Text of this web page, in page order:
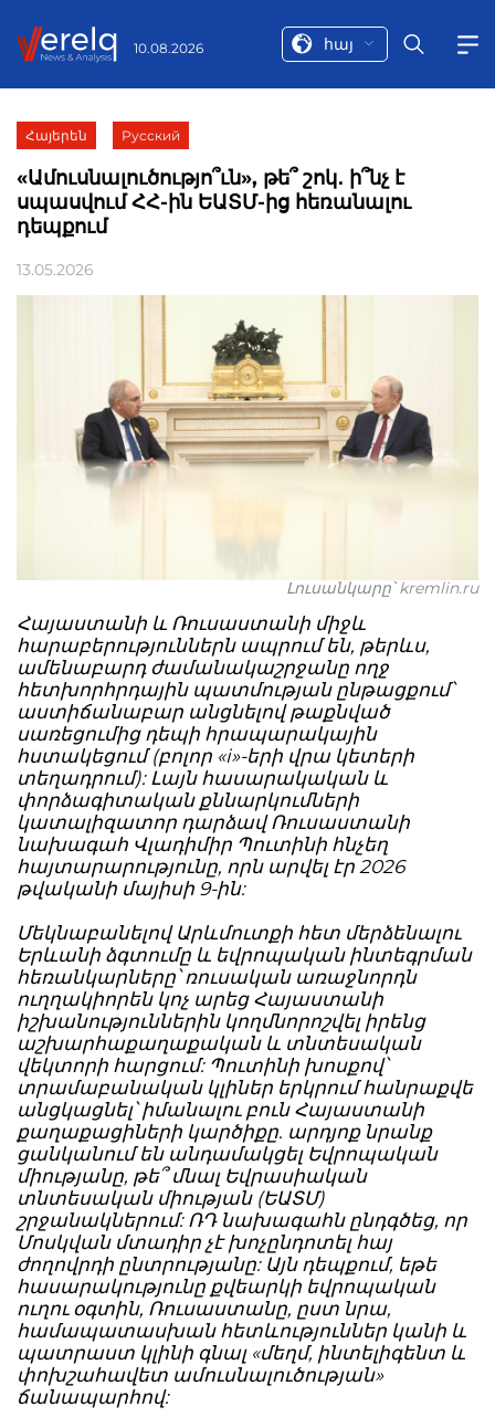
10.08.2026 հայ
Հայերեն Русский
«Ամուսնալուծությո՞ւն», թե՞ շոկ․ ի՞նչ է
սպասվում ՀՀ-ին ԵԱՏՄ-ից հեռանալու
դեպքում
13.05.2026
Լուսանկարը՝ kremlin.ru
Հայաստանի և Ռուսաստանի միջև
հարաբերություններն ապրում են, թերևս,
ամենաբարդ ժամանակաշրջանը ողջ
հետխորհրդային պատմության ընթացքում՝
աստիճանաբար անցնելով թաքնված
սառեցումից դեպի հրապարակային
հստակեցում (բոլոր «i»-երի վրա կետերի
տեղադրում): Լայն հասարակական և
փորձագիտական քննարկումների
կատալիզատոր դարձավ Ռուսաստանի
նախագահ Վլադիմիր Պուտինի հնչեղ
հայտարարությունը, որն արվել էր 2026
թվականի մայիսի 9-ին:
Մեկնաբանելով Արևմուտքի հետ մերձենալու
Երևանի ձգտումը և եվրոպական ինտեգրման
հեռանկարները՝ ռուսական առաջնորդն
ուղղակիորեն կոչ արեց Հայաստանի
իշխանություններին կողմնորոշվել իրենց
աշխարհաքաղաքական և տնտեսական
վեկտորի հարցում: Պուտինի խոսքով՝
տրամաբանական կլիներ երկրում հանրաքվե
անցկացնել՝ իմանալու բուն Հայաստանի
քաղաքացիների կարծիքը. արդյոք նրանք
ցանկանում են անդամակցել Եվրոպական
միությանը, թե՞ մնալ Եվրասիական
տնտեսական միության (ԵԱՏՄ)
շրջանակներում: ՌԴ նախագահն ընդգծեց, որ
Մոսկվան մտադիր չէ խոչընդոտել հայ
ժողովրդի ընտրությանը: Այն դեպքում, եթե
հասարակությունը քվեարկի եվրոպական
ուղու օգտին, Ռուսաստանը, ըստ նրա,
համապատասխան հետևություններ կանի և
պատրաստ կլինի գնալ «մեղմ, ինտելիգենտ և
փոխշահավետ ամուսնալուծության»
ճանապարհով: